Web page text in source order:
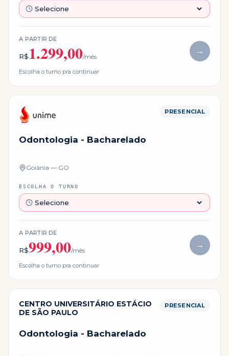
A PARTIR DE
R$1.299,00/mês
→
Escolha o turno pra continuar
PRESENCIAL
Odontologia - Bacharelado
Goiânia — GO
ESCOLHA O TURNO
A PARTIR DE
R$999,00/mês
→
Escolha o turno pra continuar
CENTRO UNIVERSITÁRIO ESTÁCIO
DE SÃO PAULO
PRESENCIAL
Odontologia - Bacharelado